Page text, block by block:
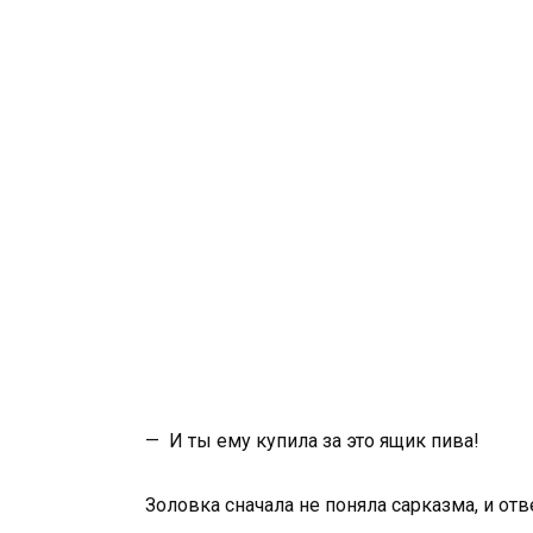
— И ты ему купила за это ящик пива!
Золовка сначала не поняла сарказма, и